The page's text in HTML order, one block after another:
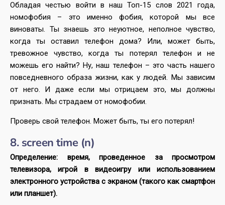
Обладая честью войти в наш Топ-15 слов 2021 года,
номофобия – это именно фобия, которой мы все
виноваты. Ты знаешь это неуютное, неполное чувство,
когда ты оставил телефон дома? Или, может быть,
тревожное чувство, когда ты потерял телефон и не
можешь его найти? Ну, наш телефон – это часть нашего
повседневного образа жизни, как у людей. Мы зависим
от него. И даже если мы отрицаем это, мы должны
признать. Мы страдаем от номофобии.
Проверь свой телефон. Может быть, ты его потерял!
8. screen time (n)
Определение: время, проведенное за просмотром
телевизора, игрой в видеоигру или использованием
электронного устройства с экраном (такого как смартфон
или планшет).